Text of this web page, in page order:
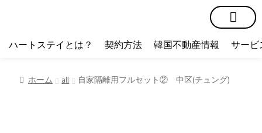
ハートステイとは？ 契約方法 韓国不動産情報 サービ
ホーム all 自家隔離用フルセット② 中区(チュング)